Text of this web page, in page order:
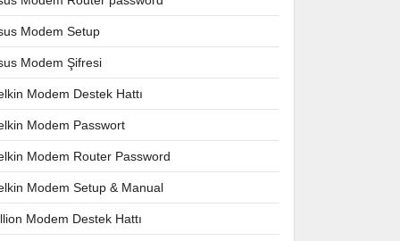
Modem Setup
Modem Şifresi
Modem Destek Hattı
Modem Passwort
Modem Router Password
Modem Setup & Manual
Modem Destek Hattı